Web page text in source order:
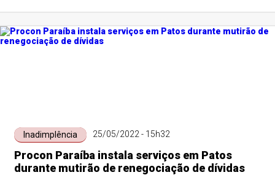
Inadimplência 25/05/2022 - 15h32
Procon Paraíba instala serviços em Patos
durante mutirão de renegociação de dívidas